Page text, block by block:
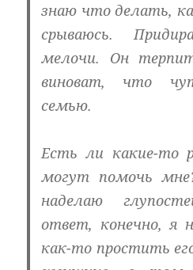
знаю что делать,
срываюсь.
мелочи. Он
виноват, что
семью.
Есть ли какие-то
могут помочь
наделаю
ответ, конечно, я
как-то простить